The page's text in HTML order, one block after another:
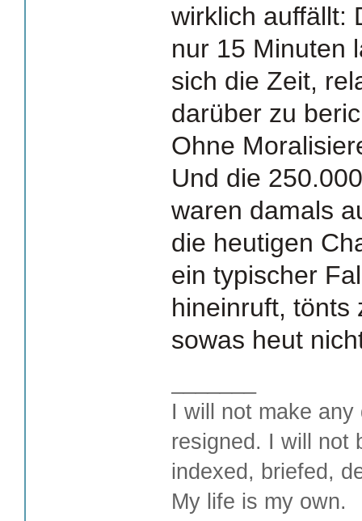
wirklich auffällt:
nur 15 Minuten
sich die Zeit,
darüber zu
Ohne
Und die
waren damals
die heutigen
ein typischer
hineinruft, tönts
sowas heut
I will not make
resigned. I will not
indexed, briefed,
My life is my own.